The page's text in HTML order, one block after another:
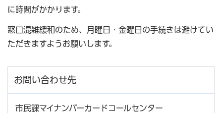
に時間がかかります。
窓口混雑緩和のため、月曜日・金曜日の手続きは避けてい
ただきますようお願いします。
お問い合わせ先
市民課マイナンバーカードコールセンター